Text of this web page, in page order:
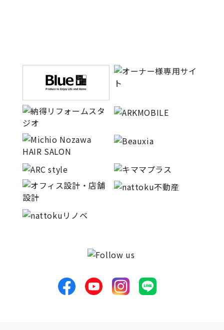
お客さまの声
お知らせ 土地情報
近日分譲予定情報 会社情報
動画ギャラリー 採用情報
サイトマップ